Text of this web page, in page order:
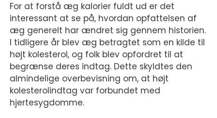
For at forstå æg kalorier fuldt ud er det
interessant at se på, hvordan opfattelsen af
æg generelt har ændret sig gennem historien.
I tidligere år blev æg betragtet som en kilde til
højt kolesterol, og folk blev opfordret til at
begrænse deres indtag. Dette skyldtes den
almindelige overbevisning om, at højt
kolesterolindtag var forbundet med
hjertesygdomme.